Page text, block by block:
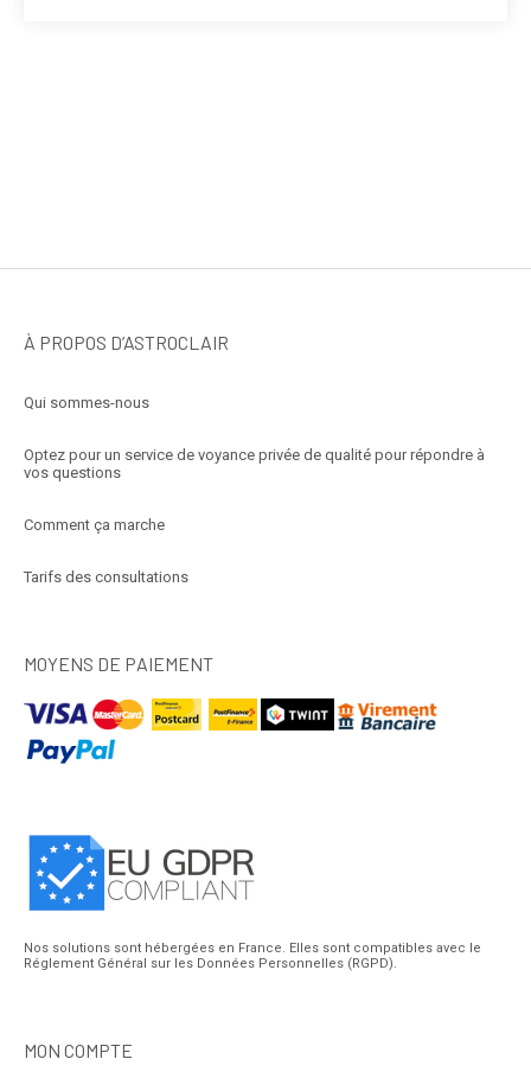
À PROPOS D’ASTROCLAIR
Qui sommes-nous
Optez pour un service de voyance privée de qualité pour répondre à
vos questions
Comment ça marche
Tarifs des consultations
MOYENS DE PAIEMENT
Nos solutions sont hébergées en France. Elles sont compatibles avec le
Réglement Général sur les Données Personnelles (RGPD).
MON COMPTE